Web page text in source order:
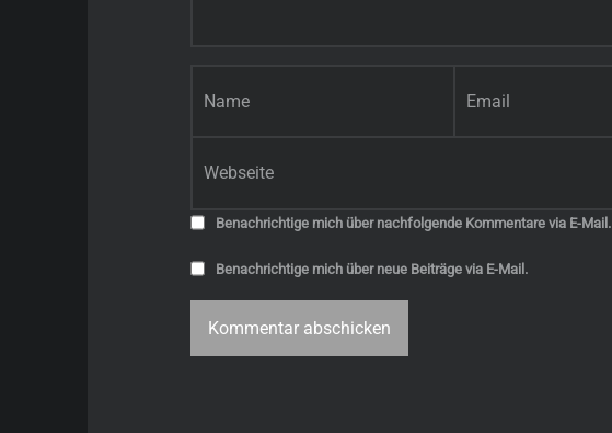
Benachrichtige mich über nachfolgende Kommentare via E-Mail.
Benachrichtige mich über neue Beiträge via E-Mail.